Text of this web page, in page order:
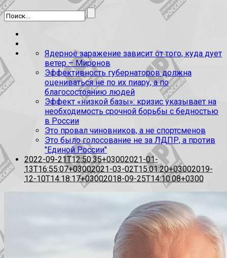
Ядерное заражение зависит от того, куда дует
ветер – Миронов
Эффективность губернаторов должна
оцениваться не по их пиару, а по
благосостоянию людей
Эффект «низкой базы»: кризис указывает на
необходимость срочной борьбы с бедностью
в России
Это провал чиновников, а не спортсменов
Это было голосование не за ЛДПР, а против
"Единой России"
2022-09-21T12:50:35+03002021-01-
13T16:55:07+03002021-03-02T15:01:20+03002019-
12-10T14:18:17+03002018-09-25T14:10:08+0300